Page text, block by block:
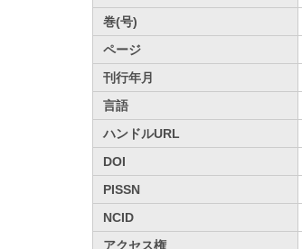
巻(号)
ページ
刊行年月
言語
ハンドルURL
DOI
PISSN
NCID
アクセス権